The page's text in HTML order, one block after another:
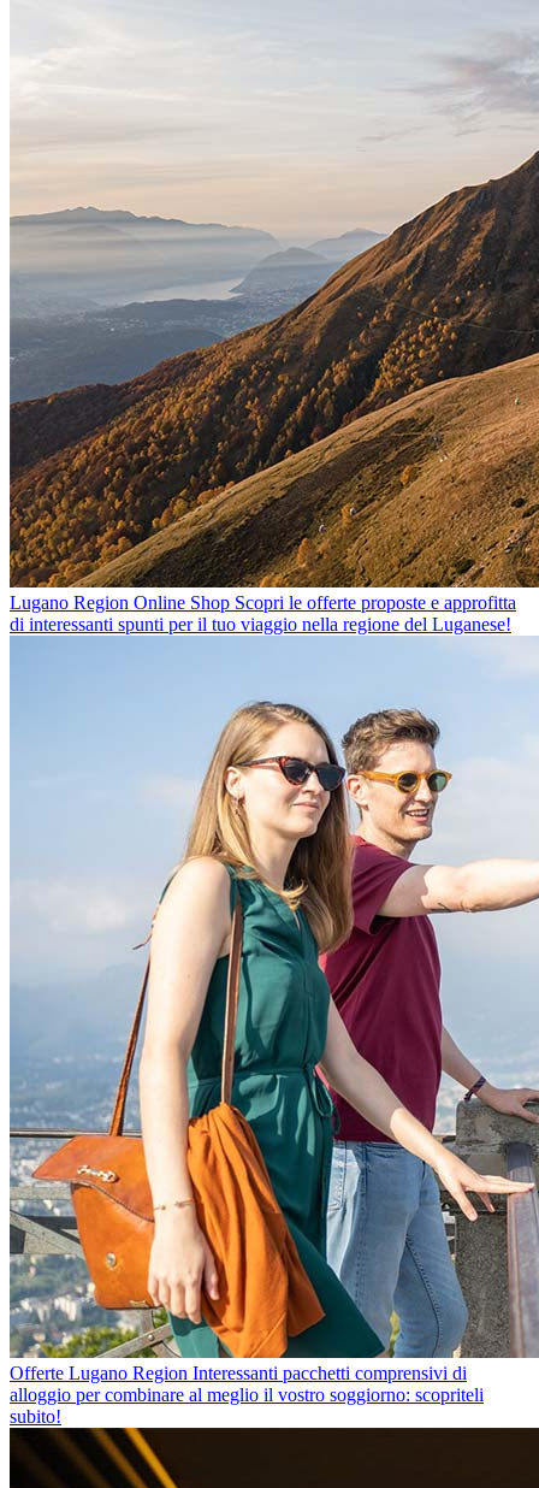
Lugano Region Online Shop Scopri le offerte proposte e approfitta
di interessanti spunti per il tuo viaggio nella regione del Luganese!
Offerte Lugano Region Interessanti pacchetti comprensivi di
alloggio per combinare al meglio il vostro soggiorno: scopriteli
subito!